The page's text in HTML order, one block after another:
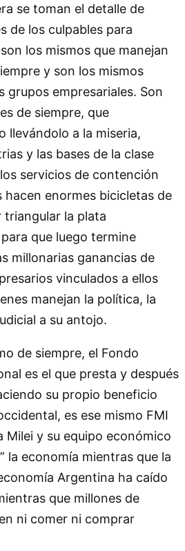
se toman el detalle de
de los culpables para
los mismos que manejan
y son los mismos
grupos empresariales. Son
de siempre, que
llevándolo a la miseria,
y las bases de la clase
servicios de contención
hacen enormes bicicletas de
la plata
que luego termine
millonarias ganancias de
vinculados a ellos
manejan la política, la
a su antojo.
de siempre, el Fondo
es el que presta y después
su propio beneficio
es ese mismo FMI
Milei y su equipo económico
la economía mientras que la
Argentina ha caído
que millones de
ni comer ni comprar